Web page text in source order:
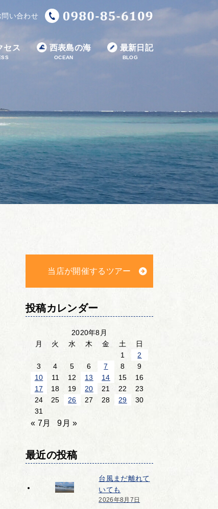
い合わせ
セス 西表島の海
OCEAN
最新日記
BLOG
当店が開催するツアー
投稿カレンダー
2020年8月
月
火 水 木 金 土
日
1
2
3
4 5 6 7 8
9
10
11 12 13 14 15
16
17
18 19 20 21 22
23
24
25 26 27 28 29
30
31
« 7月 9月 »
最近の投稿
台風まだ離れて
いても
2026年8月7日